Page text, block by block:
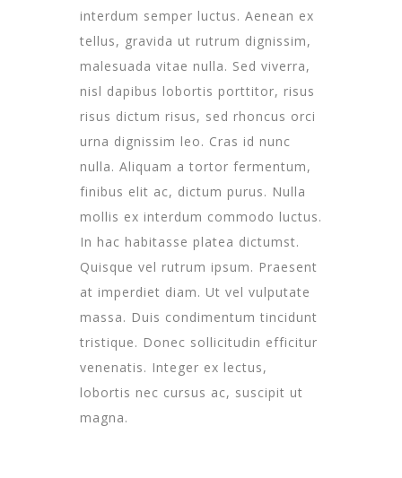
interdum semper luctus. Aenean ex
tellus, gravida ut rutrum dignissim,
malesuada vitae nulla. Sed viverra,
nisl dapibus lobortis porttitor, risus
risus dictum risus, sed rhoncus orci
urna dignissim leo. Cras id nunc
nulla. Aliquam a tortor fermentum,
finibus elit ac, dictum purus. Nulla
mollis ex interdum commodo luctus.
In hac habitasse platea dictumst.
Quisque vel rutrum ipsum. Praesent
at imperdiet diam. Ut vel vulputate
massa. Duis condimentum tincidunt
tristique. Donec sollicitudin efficitur
venenatis. Integer ex lectus,
lobortis nec cursus ac, suscipit ut
magna.